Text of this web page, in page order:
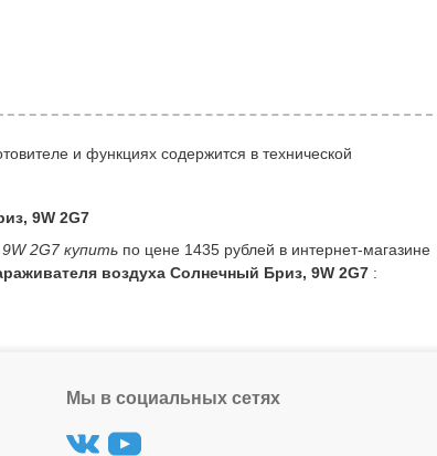
и функциях содержится в технической
9W 2G7
2G7 купить по цене 1435 рублей в интернет-магазине
воздуха Солнечный Бриз, 9W 2G7 :
Мы в социальных сетях